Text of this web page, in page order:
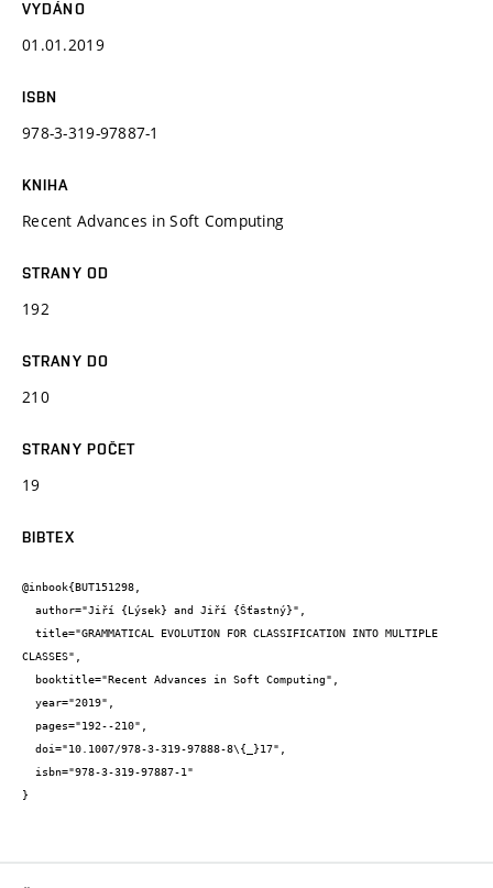
VYDÁNO
01.01.2019
ISBN
978-3-319-97887-1
KNIHA
Recent Advances in Soft Computing
STRANY OD
192
STRANY DO
210
STRANY POČET
19
BIBTEX
@inbook{BUT151298,
CLASSES",
}